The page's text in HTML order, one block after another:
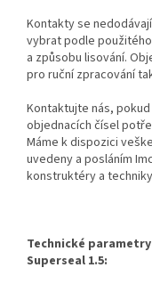
Kontakty se
vybrat podle
a způsobu lisování.
pro ruční zpracování
Kontaktujte nás,
objednacích čísel
Máme k dispozici
uvedeny a posláním
konstruktéry a
Technické
Superseal 1.5: